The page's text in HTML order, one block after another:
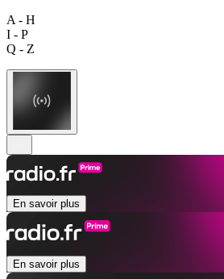
A - H
I - P
Q - Z
En savoir plus
En savoir plus